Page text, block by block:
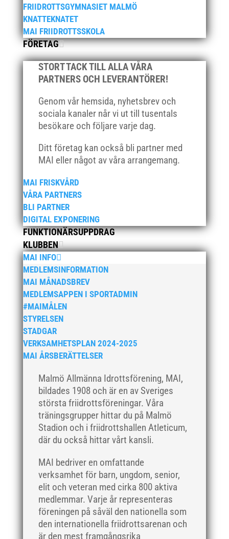
FRIIDROTTSGYMNASIET MALMÖ
KNATTEKNATET
MAI FRIIDROTTSSKOLA
FÖRETAG
STORT TACK TILL ALLA VÅRA
PARTNERS OCH LEVERANTÖRER!
Genom vår hemsida, nyhetsbrev och
sociala kanaler når vi ut till tusentals
besökare och följare varje dag.
Ditt företag kan också bli partner med
MAI eller något av våra arrangemang.
MAI FRISKVÅRD
VÅRA PARTNERS
BLI PARTNER
DIGITAL EXPONERING
FUNKTIONÄRSUPPDRAG
KLUBBEN
MAI INFO
MEDLEMSINFORMATION
MAI MÅNADSBREV
MEDLEMSAPPEN I SPORTADMIN
#MAIMÅLEN
STYRELSEN
STADGAR
VERKSAMHETSPLAN 2024-2025
MAI ÅRSBERÄTTELSER
Malmö Allmänna Idrottsförening, MAI,
bildades 1908 och är en av Sveriges
största friidrottsföreningar. Våra
träningsgrupper hittar du på Malmö
Stadion och i friidrottshallen Atleticum,
där du också hittar vårt kansli.
MAI bedriver en omfattande
verksamhet för barn, ungdom, senior,
elit och veteran med cirka 800 aktiva
medlemmar. Varje år representeras
föreningen på såväl den nationella som
den internationella friidrottsarenan och
är den mest framgångsrika
december 2020
november 2020
oktober 2020
september 2020
augusti 2020
april 2020
mars 2020
januari 2020
november 2019
oktober 2019
september 2019
augusti 2019
juli 2019
juni 2019
maj 2019
april 2019
mars 2019
februari 2019
januari 2019
december 2018
november 2018
september 2018
augusti 2018
juli 2018
juni 2018
maj 2018
april 2018
mars 2018
februari 2018
januari 2018
december 2017
november 2017